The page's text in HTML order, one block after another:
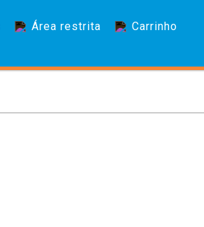
Área restrita Carrinho